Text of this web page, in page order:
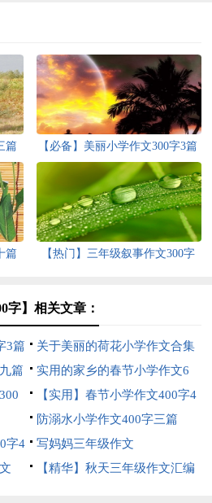
篇 【必备】美丽小学作文300字3篇
篇
【热门】三年级叙事作文300字
字】相关文章：
3篇
关于美丽的荷花小学作文合集
5篇
篇
实用的家乡的春节小学作文6
篇 【实用】春节小学作文400字4
篇防溺水小学作文400字三篇
字4
写妈妈三年级作文
【精华】秋天三年级作文汇编